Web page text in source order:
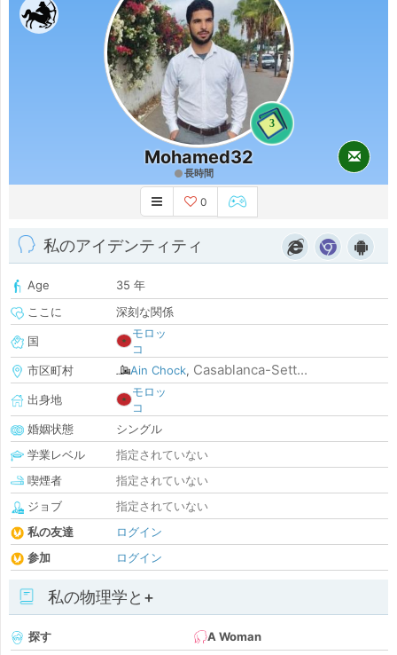
3
Mohamed32
長時間
0
私のアイデンティティ
Age
35 年
ここに
深刻な関係
国
モロッ
コ
市区町村
Ain Chock, Casablanca-Sett...
出身地
モロッ
コ
婚姻状態
シングル
学業レベル
指定されていない
喫煙者
指定されていない
ジョブ
指定されていない
私の友達
ログイン
参加
ログイン
私の物理学と+
探す
A Woman